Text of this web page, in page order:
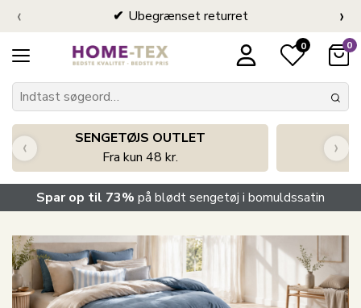
Ubegrænset returret
‹ ›
0 0
SENGETØJS OUTLET
Fra kun 48 kr.
‹ ›
Spar op til 73% på blødt sengetøj i bomuldssatin